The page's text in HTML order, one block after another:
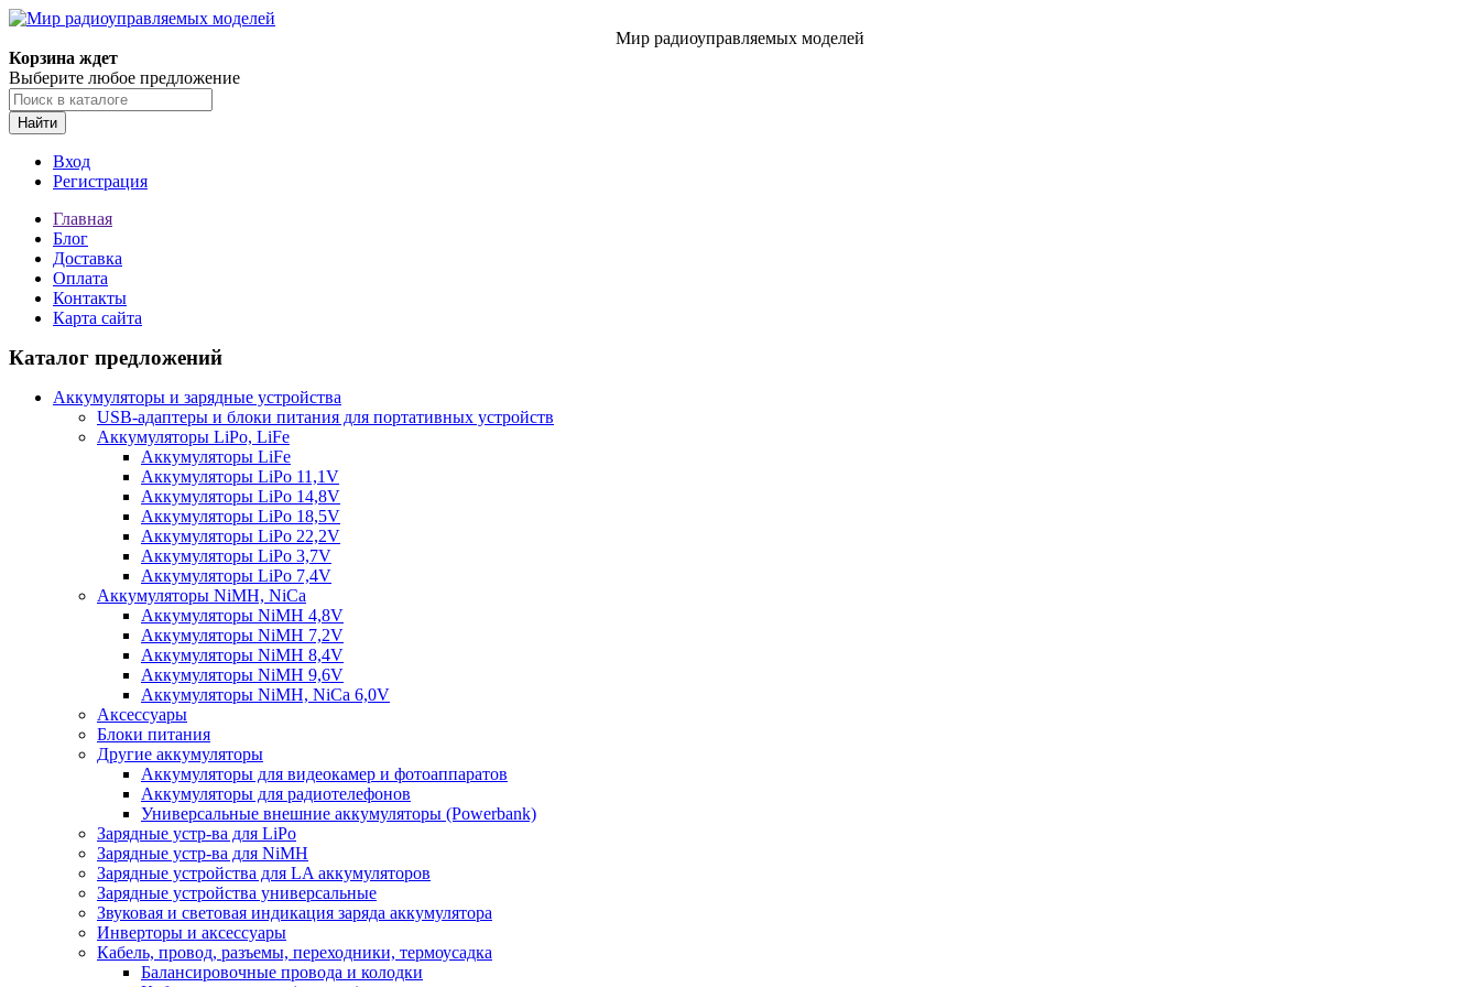
Мир радиоуправляемых моделей
Корзина ждет
Выберите любое предложение
Найти
Вход
Регистрация
Главная
Блог
Доставка
Оплата
Контакты
Карта сайта
Каталог предложений
Аккумуляторы и зарядные устройства
USB-адаптеры и блоки питания для портативных устройств
Аккумуляторы LiPo, LiFe
Аккумуляторы LiFe
Аккумуляторы LiPo 11,1V
Аккумуляторы LiPo 14,8V
Аккумуляторы LiPo 18,5V
Аккумуляторы LiPo 22,2V
Аккумуляторы LiPo 3,7V
Аккумуляторы LiPo 7,4V
Аккумуляторы NiMH, NiCa
Аккумуляторы NiMH 4,8V
Аккумуляторы NiMH 7,2V
Аккумуляторы NiMH 8,4V
Аккумуляторы NiMH 9,6V
Аккумуляторы NiMH, NiCa 6,0V
Аксессуары
Блоки питания
Другие аккумуляторы
Аккумуляторы для видеокамер и фотоаппаратов
Аккумуляторы для радиотелефонов
Универсальные внешние аккумуляторы (Powerbank)
Зарядные устр-ва для LiPo
Зарядные устр-ва для NiMH
Зарядные устройства для LA аккумуляторов
Зарядные устройства универсальные
Звуковая и световая индикация заряда аккумулятора
Инверторы и аксессуары
Кабель, провод, разъемы, переходники, термоусадка
Балансировочные провода и колодки